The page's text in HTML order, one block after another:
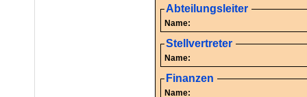
Abteilungsleiter
Name:
Stellvertreter
Name:
Finanzen
Name: